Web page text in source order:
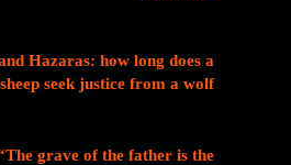
Hazaras: how long does a
sheep seek justice from a wolf?
grave of the father is the